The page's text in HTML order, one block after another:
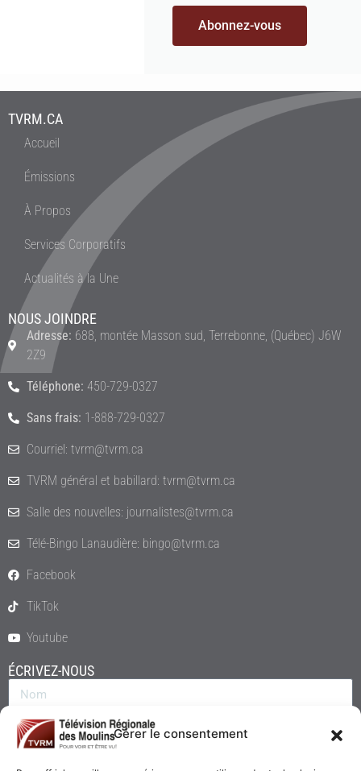
Gérer le consentement
Abonnez-vous
TVRM.CA
Accueil
Émissions
À Propos
Services Corporatifs
Actualités à la Une
NOUS JOINDRE
Adresse: 688, montée Masson sud, Terrebonne, (Québec) J6W
2Z9
Téléphone: 450-729-0327
Sans frais: 1-888-729-0327
Courriel: tvrm@tvrm.ca
TVRM général et babillard: tvrm@tvrm.ca
Salle des nouvelles: journalistes@tvrm.ca
Télé-Bingo Lanaudière: bingo@tvrm.ca
Facebook
TikTok
Youtube
ÉCRIVEZ-NOUS